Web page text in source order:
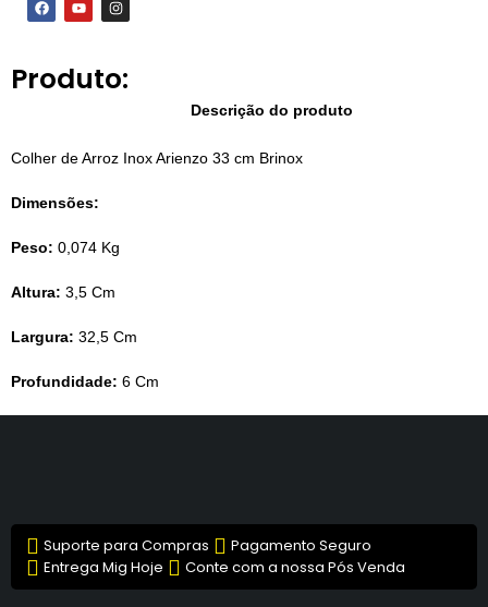
Produto:
Descrição do produto
Colher de Arroz Inox Arienzo 33 cm Brinox
Dimensões:
Peso: 0,074 Kg
Altura: 3,5 Cm
Largura: 32,5 Cm
Profundidade: 6 Cm
Suporte para Compras
Pagamento Seguro
Entrega Mig Hoje
Conte com a nossa Pós Venda